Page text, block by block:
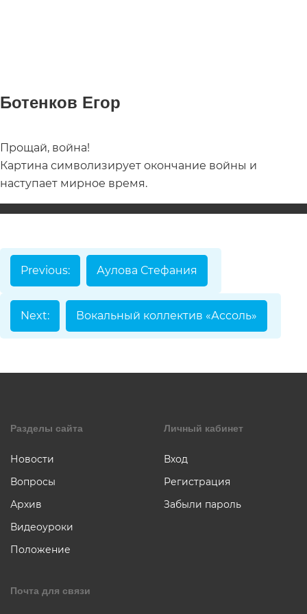
Номинации
Видеоролик
коллаж
Музыкальное
Ботенков Егор
Прощай, война!
Картина символизирует окончание войны и
наступает мирное время.
Previous: Аулова Стефания
Next: Вокальный коллектив «Ассоль»
Личный кабинет
Вход
Регистрация
Забыли пароль
Разделы сайта
Новости
Вопросы
Архив
Видеоуроки
Положение
Почта для связи